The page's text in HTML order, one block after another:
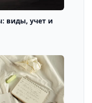
виды, учет и